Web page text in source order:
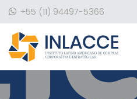
+55 (11) 94497-5366